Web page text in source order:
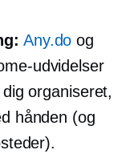
Any.do og
udvidelser
organiseret,
hånden (og